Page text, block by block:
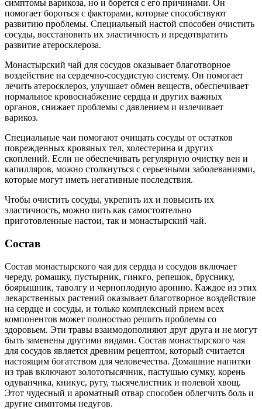
симптомы варикоза, но и борется с его причинами. Он
помогает бороться с факторами, которые способствуют
развитию проблемы. Специальный настой способен очистить
сосуды, восстановить их эластичность и предотвратить
развитие атеросклероза.
Монастырский чай для сосудов оказывает благотворное
воздействие на сердечно-сосудистую систему. Он помогает
лечить атеросклероз, улучшает обмен веществ, обеспечивает
нормальное кровоснабжение сердца и других важных
органов, снижает проблемы с давлением и излечивает
варикоз.
Специальные чаи помогают очищать сосуды от остатков
поврежденных кровяных тел, холестерина и других
скоплений. Если не обеспечивать регулярную очистку вен и
капилляров, можно столкнуться с серьезными заболеваниями,
которые могут иметь негативные последствия.
Чтобы очистить сосуды, укрепить их и повысить их
эластичность, можно пить как самостоятельно
приготовленные настои, так и монастырский чай.
Состав
Состав монастырского чая для сердца и сосудов включает
череду, ромашку, пустырник, гинкго, репешок, бруснику,
боярышник, таволгу и черноплодную аронию. Каждое из этих
лекарственных растений оказывает благотворное воздействие
на сердце и сосуды, и только комплексный прием всех
компонентов может полностью решить проблемы со
здоровьем. Эти травы взаимодополняют друг друга и не могут
быть заменены другими видами. Состав монастырского чая
для сосудов является древним рецептом, который считается
настоящим богатством для человечества. Домашние напитки
из трав включают золототысячник, пастушью сумку, корень
одуванчика, кникус, руту, тысячелистник и полевой хвощ.
Этот чудесный и ароматный отвар способен облегчить боль и
другие симптомы недугов.